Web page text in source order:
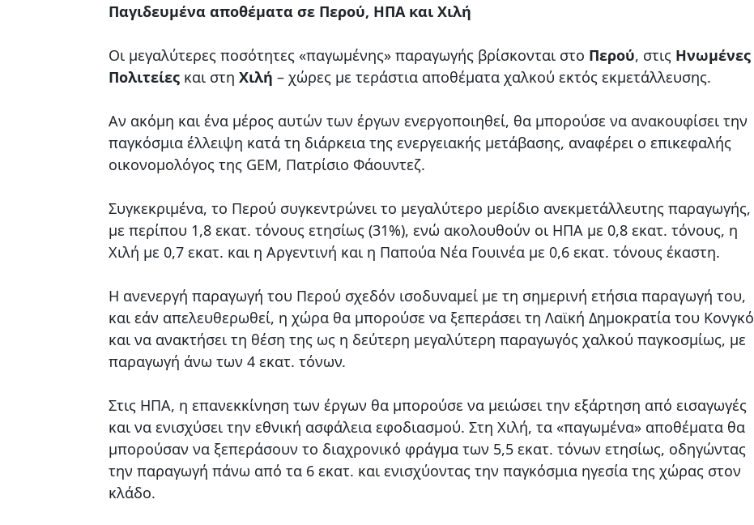
Παγιδευμένα αποθέματα σε Περού, ΗΠΑ και Χιλή
Οι μεγαλύτερες ποσότητες «παγωμένης» παραγωγής βρίσκονται στο Περού, στις Ηνωμένες
Πολιτείες και στη Χιλή – χώρες με τεράστια αποθέματα χαλκού εκτός εκμετάλλευσης.
Αν ακόμη και ένα μέρος αυτών των έργων ενεργοποιηθεί, θα μπορούσε να ανακουφίσει την
παγκόσμια έλλειψη κατά τη διάρκεια της ενεργειακής μετάβασης, αναφέρει ο επικεφαλής
οικονομολόγος της GEM, Πατρίσιο Φάουντεζ.
Συγκεκριμένα, το Περού συγκεντρώνει το μεγαλύτερο μερίδιο ανεκμετάλλευτης παραγωγής,
με περίπου 1,8 εκατ. τόνους ετησίως (31%), ενώ ακολουθούν οι ΗΠΑ με 0,8 εκατ. τόνους, η
Χιλή με 0,7 εκατ. και η Αργεντινή και η Παπούα Νέα Γουινέα με 0,6 εκατ. τόνους έκαστη.
Η ανενεργή παραγωγή του Περού σχεδόν ισοδυναμεί με τη σημερινή ετήσια παραγωγή του,
και εάν απελευθερωθεί, η χώρα θα μπορούσε να ξεπεράσει τη Λαϊκή Δημοκρατία του Κονγκό
και να ανακτήσει τη θέση της ως η δεύτερη μεγαλύτερη παραγωγός χαλκού παγκοσμίως, με
παραγωγή άνω των 4 εκατ. τόνων.
Στις ΗΠΑ, η επανεκκίνηση των έργων θα μπορούσε να μειώσει την εξάρτηση από εισαγωγές
και να ενισχύσει την εθνική ασφάλεια εφοδιασμού. Στη Χιλή, τα «παγωμένα» αποθέματα θα
μπορούσαν να ξεπεράσουν το διαχρονικό φράγμα των 5,5 εκατ. τόνων ετησίως, οδηγώντας
την παραγωγή πάνω από τα 6 εκατ. και ενισχύοντας την παγκόσμια ηγεσία της χώρας στον
κλάδο.